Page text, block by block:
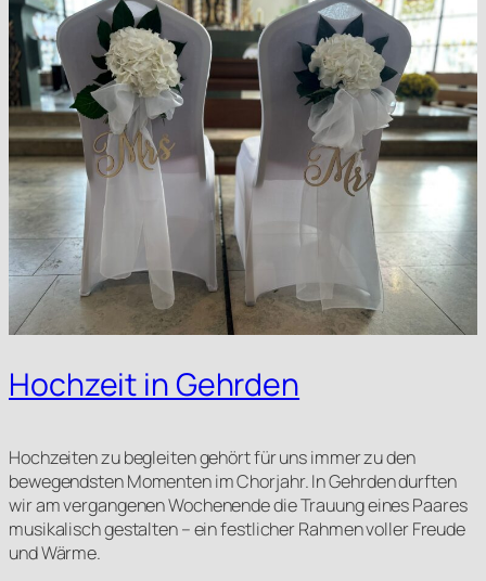
Hochzeit in Gehrden
Hochzeiten zu begleiten gehört für uns immer zu den
bewegendsten Momenten im Chorjahr. In Gehrden durften
wir am vergangenen Wochenende die Trauung eines Paares
musikalisch gestalten – ein festlicher Rahmen voller Freude
und Wärme.